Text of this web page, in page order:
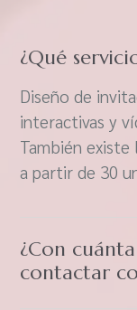
¿Qué
Diseño de
interactivas y
También
a partir de 30
¿Con
contactar